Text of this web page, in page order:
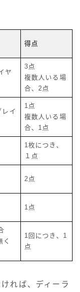
得点
ヤ
3点
複数人いる場
合、2点
イ
1点
複数人いる場
合、1点
1枚につき、
１点
2点
1点
1回につき、1
点
れば、ディーラ